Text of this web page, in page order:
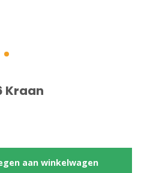
Kraan
aan winkelwagen